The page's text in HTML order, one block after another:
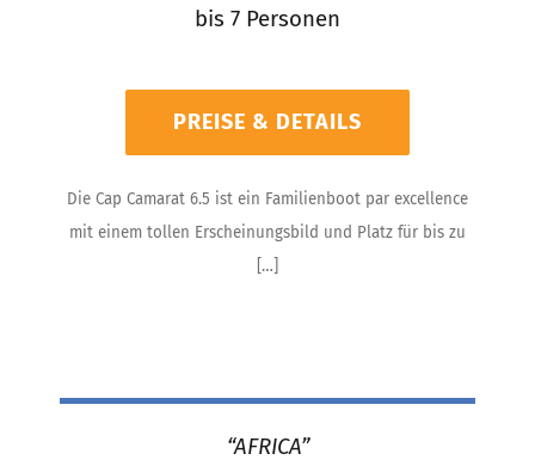
bis 7 Personen
PREISE & DETAILS
Die Cap Camarat 6.5 ist ein Familienboot par excellence
mit einem tollen Erscheinungsbild und Platz für bis zu
[…]
“AFRICA”